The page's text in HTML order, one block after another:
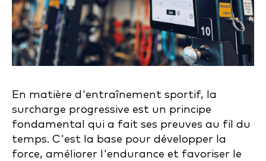
En matière d'entraînement sportif, la
surcharge progressive est un principe
fondamental qui a fait ses preuves au fil du
temps. C'est la base pour développer la
force, améliorer l'endurance et favoriser le